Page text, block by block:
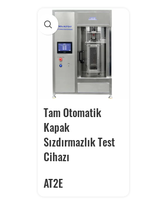
Tam Otomatik
Kapak
Sızdırmazlık Test
Cihazı
AT2E